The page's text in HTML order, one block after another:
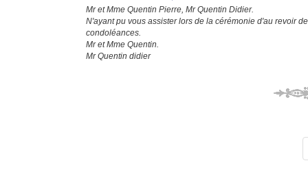
Mr et Mme Quentin Pierre, Mr Quentin Didier.
N'ayant pu vous assister lors de la cérémonie d'au revoir
condoléances.
Mr et Mme Quentin.
Mr Quentin didier